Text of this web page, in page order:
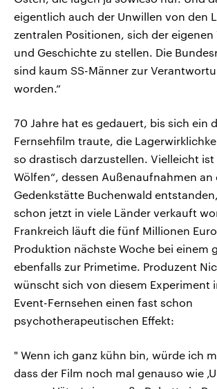
eigentlich auch der Unwillen von den
zentralen Positionen, sich der
und Geschichte zu stellen. Die
sind kaum SS-Männer zur
worden.“
70 Jahre hat es gedauert, bis sich ein
Fernsehfilm traute, die
so drastisch darzustellen. Vielleicht ist
Wölfen“, dessen Außenaufnahmen
Gedenkstätte Buchenwald
schon jetzt in viele Länder verkauft
Frankreich läuft die fünf Millionen
Produktion nächste Woche bei einem
ebenfalls zur Primetime. Produzent
wünscht sich von diesem Experiment
Event-Fernsehen einen fast schon
psychotherapeutischen Effekt:
" Wenn ich ganz kühn bin, würde ich
dass der Film noch mal genauso wie